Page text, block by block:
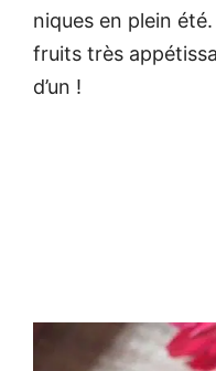
niques en plein
fruits très
d’un !